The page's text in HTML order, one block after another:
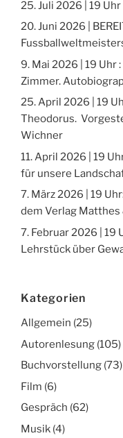
25. Juli 2026 | 19
20. Juni 2026 |
9. Mai 2026 | 19 Uhr
Zimmer.
25. April 2026 | 19
Theodorus.
Wichner
11. April 2026 | 19
für unsere
7. März 2026 | 19
dem Verlag
7. Februar 2026 | 19
Lehrstück über
Kategorien
Allgemein (25)
Autorenlesung (105)
Buchvorstellung (73)
Film (6)
Gespräch (62)
Musik (4)